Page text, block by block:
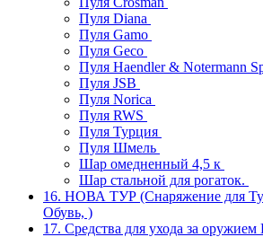
Пуля Diana
Пуля Gamo
Пуля Geco
Пуля Haendler & Notermann
Пуля JSB
Пуля Norica
Пуля RWS
Пуля Турция
Пуля Шмель
Шар омедненный 4,5 к
Шар стальной для рогаток.
16. НОВА ТУР (Снаряжение для
Обувь, )
17. Средства для ухода за